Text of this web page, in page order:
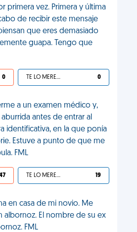
primera vez. Primera y última
de recibir este mensaje
que eres demasiado
guapa. Tengo que
0 TE LO MERECES 0
a un examen médico y,
antes de entrar al
identificativa, en la que ponía
Estuve a punto de que me
FML
TE LO MERECES 19
en casa de mi novio. Me
albornoz. El nombre de su ex
FML